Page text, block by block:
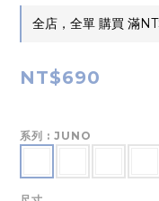
全店，全單 購買 滿
NT$690
系列 : JUNO